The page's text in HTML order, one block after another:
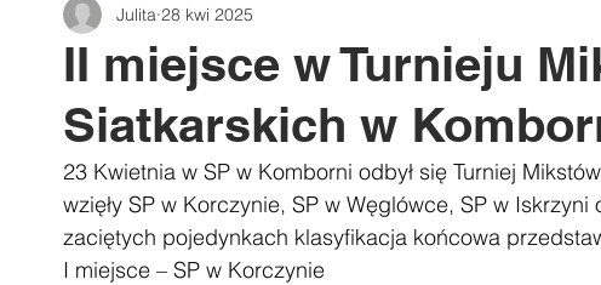
Samorząd Uczniowski Rada Rodziców
Zdrowo jem, więcej wiem - projekt Starsi czytają młodszym - projekt
#Laboratoria Przyszłości Zawody Zawody sportowe #Poznaj
II miejsce w Turnieju
Siatkarskich w
Julita 28 kwi 2025
23 Kwietnia w SP w Komborni odbył się Turniej
wzięły SP w Korczynie, SP w Węglówce, SP w
zaciętych pojedynkach klasyfikacja końcowa
I miejsce – SP w Korczynie